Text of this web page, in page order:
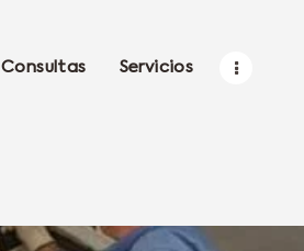
Consultas Servicios